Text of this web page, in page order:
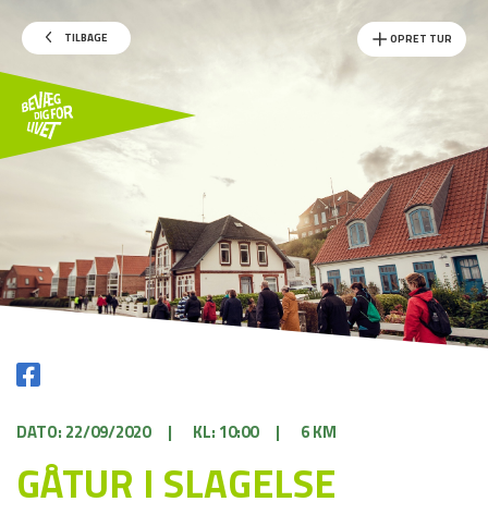
TILBAGE OPRET TUR
DATO: 22/09/2020 | KL: 10:00 | 6 KM
GÅTUR I SLAGELSE